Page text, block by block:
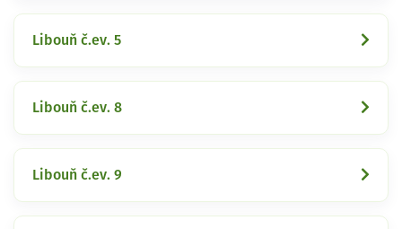
Libouň č.ev. 5
Libouň č.ev. 8
Libouň č.ev. 9